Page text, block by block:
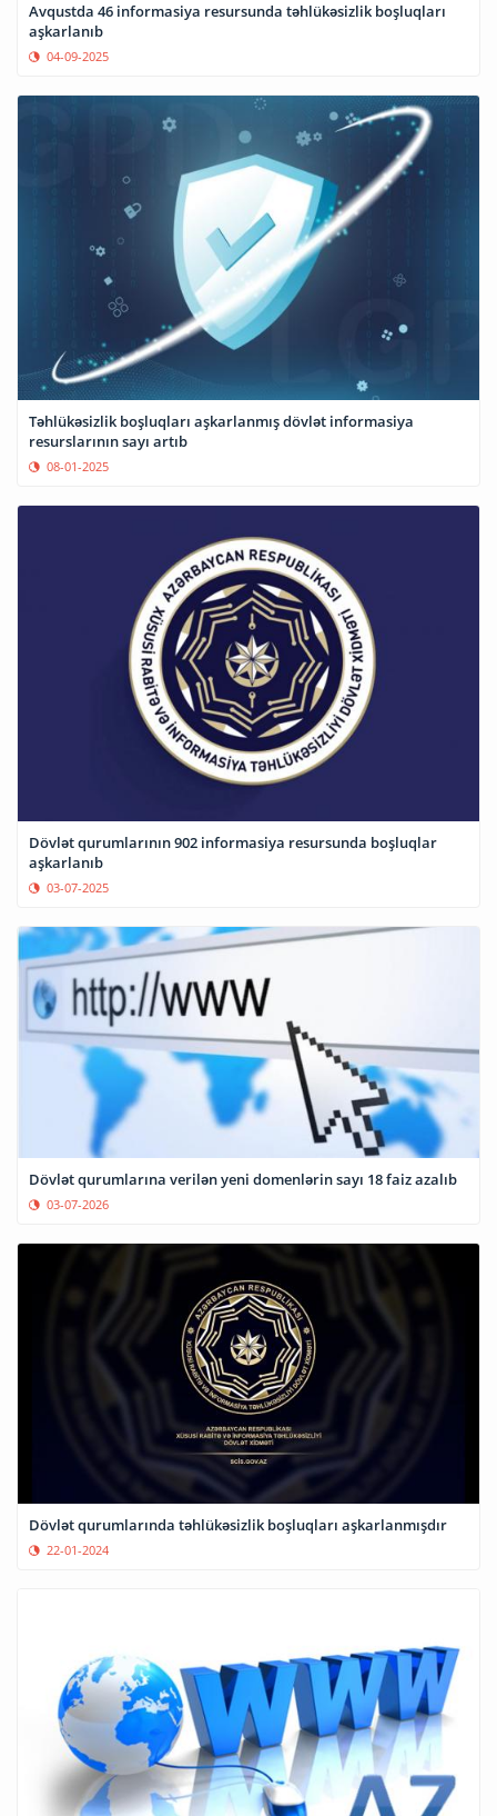
Avqustda 46 informasiya resursunda təhlükəsizlik boşluqları
aşkarlanıb
04-09-2025
Təhlükəsizlik boşluqları aşkarlanmış dövlət informasiya
resurslarının sayı artıb
08-01-2025
Dövlət qurumlarının 902 informasiya resursunda boşluqlar
aşkarlanıb
03-07-2025
Dövlət qurumlarına verilən yeni domenlərin sayı 18 faiz azalıb
03-07-2026
Dövlət qurumlarında təhlükəsizlik boşluqları aşkarlanmışdır
22-01-2024